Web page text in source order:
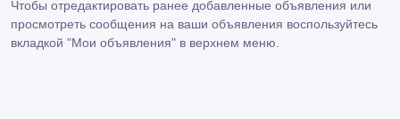
Чтобы отредактировать ранее добавленные объявления или
просмотреть сообщения на ваши объявления воспользуйтесь
вкладкой "Мои объявления" в верхнем меню.